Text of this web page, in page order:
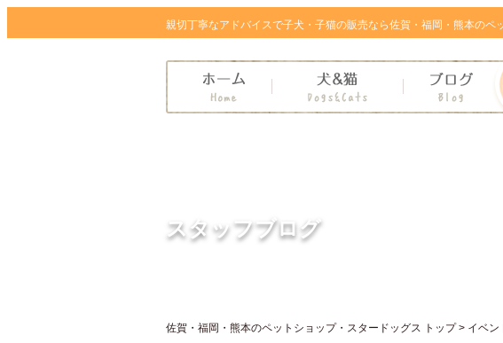
親切丁寧なアドバイスで子犬・子猫の販売なら佐賀・福岡・熊本のペ
スタッフブログ
佐賀・福岡・熊本のペットショップ・スタードッグス トップ > イベン